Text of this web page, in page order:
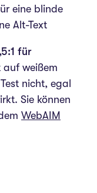
eine blinde
Alt-Text
für
auf weißem
nicht, egal
Sie können
WebAIM